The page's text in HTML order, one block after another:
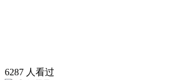
6287 人看过